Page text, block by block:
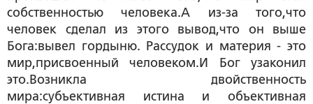
собственностью человека.А из-за того,что
человек сделал из этого вывод,что он выше
Бога:вывел гордыню. Рассудок и материя - это
мир,присвоенный человеком.И Бог узаконил
это.Возникла двойственность
мира:субъективная истина и объективная